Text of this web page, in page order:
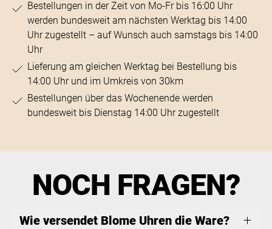
Bestellungen in der Zeit von Mo-Fr bis 16:00 Uhr
werden bundesweit am nächsten Werktag bis 14:00
Uhr zugestellt – auf Wunsch auch samstags bis 14:00
Uhr
Lieferung am gleichen Werktag bei Bestellung bis
14:00 Uhr und im Umkreis von 30km
Bestellungen über das Wochenende werden
bundesweit bis Dienstag 14:00 Uhr zugestellt
NOCH FRAGEN?
Wie versendet Blome Uhren die Ware?